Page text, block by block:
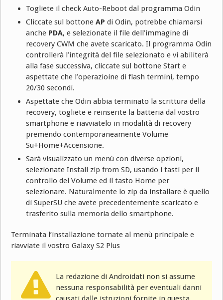
Togliete il check Auto-Reboot dal programma Odin
Cliccate sul bottoneAP di Odin, potrebbe chiamarsi
anche PDA, e selezionate il file dell’immagine di
recovery CWM che avete scaricato. Il programma Odin
controllerà l’integrità del file selezionato e vi abiliterà
alla fase successiva, cliccate sul bottone Start e
aspettate che l’operazioine di flash termini, tempo
20/30 secondi.
Aspettate che Odin abbia terminato la scrittura della
recovery, togliete e reinserite la batteria dal vostro
smartphone e riavviatelo in modalità di recovery
premendo contemporaneamente Volume
Su+Home+Accensione.
Sarà visualizzato un menù con diverse opzioni,
selezionate Install zip from SD, usando i tasti per il
controllo del Volume ed il tasto Home per
selezionare. Naturalmente lo zip da installare è quello
di SuperSU che avete precedentemente scaricato e
trasferito sulla memoria dello smartphone.
Terminata l’installazione tornate al menù principale e
riavviate il vostro Galaxy S2 Plus
La redazione di Androidati non si assume
nessuna responsabilità per eventuali danni